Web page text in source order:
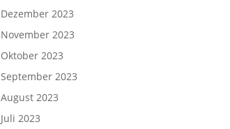
Dezember 2023
November 2023
Oktober 2023
September 2023
August 2023
Juli 2023